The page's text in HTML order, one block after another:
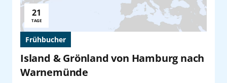
Frühbucher
Island & Grönland von Hamburg nach
Warnemünde
Reisedauer:
21
TAGE